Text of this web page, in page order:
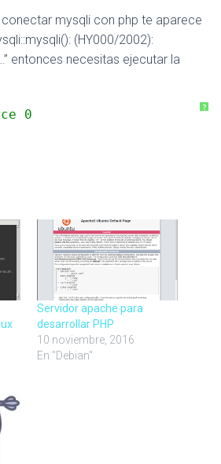
mysqli con php te aparece
(HY000/2002):
entonces necesitas ejecutar la
?
0
Servidor apache para
desarrollar PHP
10 noviembre, 2016
En "Debian"